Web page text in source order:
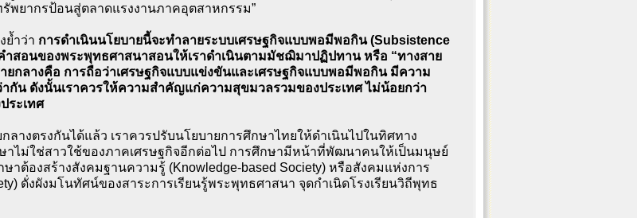
รัพยากรป้อนสู่ตลาดแรงงานภาคอุตสาหกรรม”
ย้ำว่า การดำเนินนโยบายนี้จะทำลายระบบเศรษฐกิจแบบพอมีพอกิน (Subsistence
ำสอนของพระพุทธศาสนาสอนให้เราดำเนินตามมัชฌิมาปฏิปทาน หรือ “ทางสาย
ยกลางคือ การถือว่าเศรษฐกิจแบบแข่งขันและเศรษฐกิจแบบพอมีพอกิน มีความ
กัน ดังนั้นเราควรให้ความสำคัญแก่ความสุขมวลรวมของประเทศ ไม่น้อยกว่า
ระเทศ
ลางตรงกันได้แล้ว เราควรปรับนโยบายการศึกษาไทยให้ดำเนินไปในทิศทาง
าไม่ใช่สาวใช้ของภาคเศรษฐกิจอีกต่อไป การศึกษามีหน้าที่พัฒนาคนให้เป็นมนุษย์
ต้องสร้างสังคมฐานความรู้ (Knowledge-based Society) หรือสังคมแห่งการ
ดั่งผังมโนทัศน์ของสาระการเรียนรู้พระพุทธศาสนา จุดกำเนิดโรงเรียนวิถีพุทธ